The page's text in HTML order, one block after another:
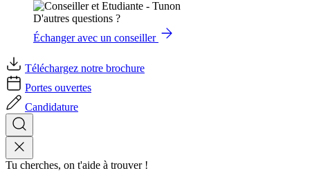
D'autres questions ?
Échanger avec un conseiller
Téléchargez notre brochure
Portes ouvertes
Candidature
Tu cherches, on t'aide à trouver !